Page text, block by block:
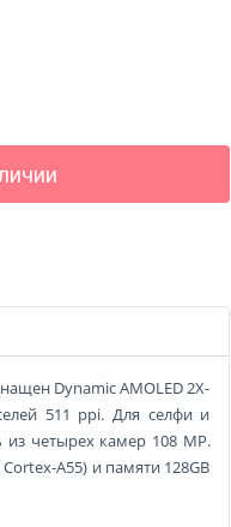
Dynamic AMOLED 2X-
511 ppi. Для селфи и
из четырех камер 108 MP.
A55) и памяти 128GB